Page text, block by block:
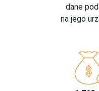
dane
na jego